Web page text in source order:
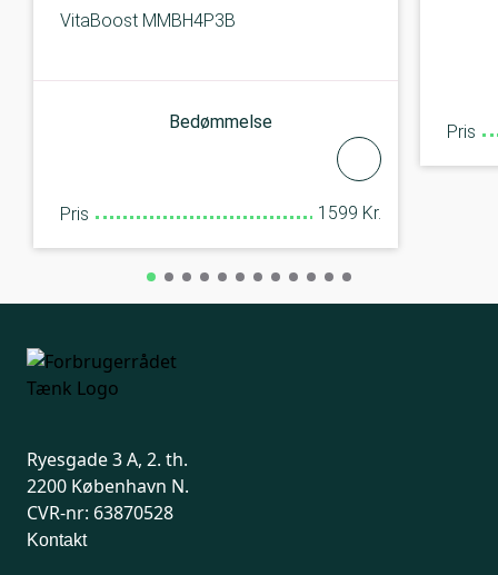
VitaBoost MMBH4P3B
Bedømmelse
Pris 1599 Kr.
Pris
Ryesgade 3 A, 2. th.
2200 København N.
CVR-nr: 63870528
Kontakt